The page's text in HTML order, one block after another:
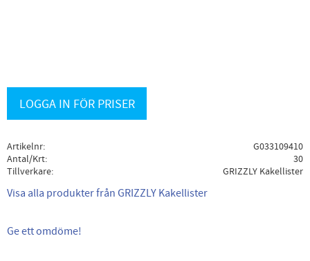
LOGGA IN FÖR PRISER
Artikelnr
G033109410
Antal/Krt
30
Tillverkare
GRIZZLY Kakellister
Visa alla produkter från GRIZZLY Kakellister
Ge ett omdöme!